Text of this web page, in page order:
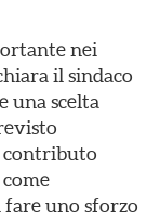
nei
il sindaco
una scelta
contributo
uno sforzo